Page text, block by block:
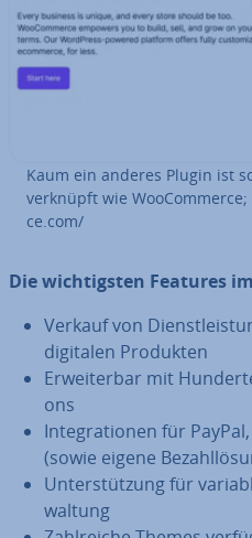
Kaum ein anderes Plugin ist
verknüpft wie
ce.com/
Die wich­tigs­ten Features
Verkauf von
digitalen Produkten
Er­wei­ter­bar mit
ons
In­te­gra­tio­nen für
(sowie eigene
Un­ter­stüt­zung für
wal­tung